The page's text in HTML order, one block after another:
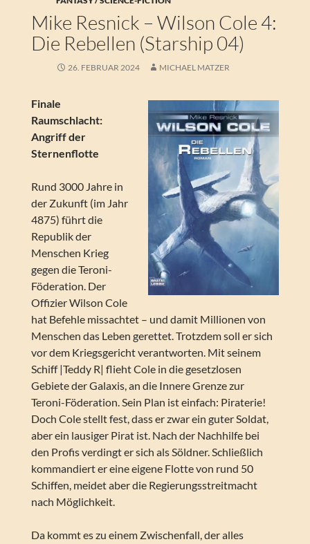
Mike Resnick – Wilson Cole 4:
Die Rebellen (Starship 04)
26. FEBRUAR 2024 MICHAEL MATZER
Finale
Raumschlacht:
Angriff der
Sternenflotte
Rund 3000 Jahre in
der Zukunft (im Jahr
4875) führt die
Republik der
Menschen Krieg
gegen die Teroni-
Föderation. Der
Offizier Wilson Cole
hat Befehle missachtet – und damit Millionen von
Menschen das Leben gerettet. Trotzdem soll er sich
vor dem Kriegsgericht verantworten. Mit seinem
Schiff |Teddy R| flieht Cole in die gesetzlosen
Gebiete der Galaxis, an die Innere Grenze zur
Teroni-Föderation. Sein Plan ist einfach: Piraterie!
Doch Cole stellt fest, dass er zwar ein guter Soldat,
aber ein lausiger Pirat ist. Nach der Nachhilfe bei
den Profis verdingt er sich als Söldner. Schließlich
kommandiert er eine eigene Flotte von rund 50
Schiffen, meidet aber die Regierungsstreitmacht
nach Möglichkeit.
Da kommt es zu einem Zwischenfall, der alles